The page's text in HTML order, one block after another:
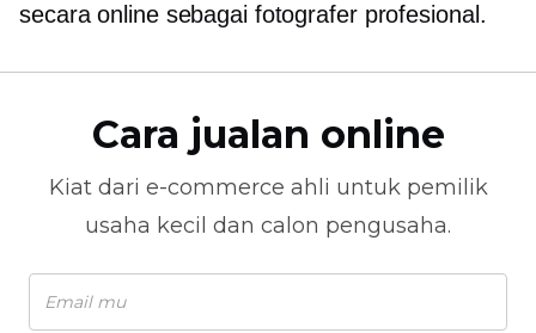
secara online sebagai fotografer profesional.
Cara jualan online
Kiat dari e-commerce ahli untuk pemilik
usaha kecil dan calon pengusaha.